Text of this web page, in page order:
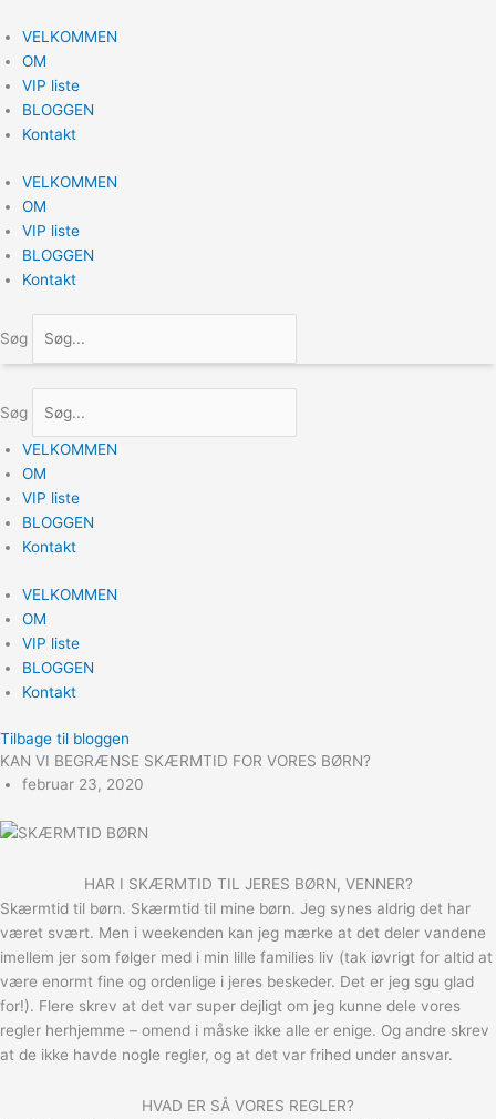
til
indholdet
VELKOMMEN
OM
VIP liste
BLOGGEN
Kontakt
VELKOMMEN
OM
VIP liste
BLOGGEN
Kontakt
Søg
Søg
VELKOMMEN
OM
VIP liste
BLOGGEN
Kontakt
VELKOMMEN
OM
VIP liste
BLOGGEN
Kontakt
Tilbage til bloggen
KAN VI BEGRÆNSE SKÆRMTID FOR VORES BØRN?
februar 23, 2020
HAR I SKÆRMTID TIL JERES BØRN, VENNER?
Skærmtid til børn. Skærmtid til mine børn. Jeg synes aldrig det har
været svært. Men i weekenden kan jeg mærke at det deler vandene
imellem jer som følger med i min lille families liv (tak iøvrigt for altid at
være enormt fine og ordenlige i jeres beskeder. Det er jeg sgu glad
for!). Flere skrev at det var super dejligt om jeg kunne dele vores
regler herhjemme – omend i måske ikke alle er enige. Og andre skrev
at de ikke havde nogle regler, og at det var frihed under ansvar.
HVAD ER SÅ VORES REGLER?